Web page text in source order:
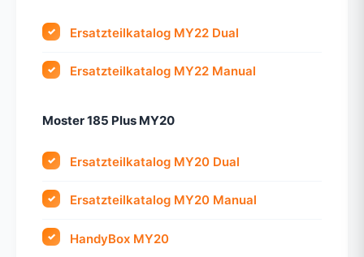
Ersatzteilkatalog MY22 Dual
Ersatzteilkatalog MY22 Manual
Moster 185 Plus MY20
Ersatzteilkatalog MY20 Dual
Ersatzteilkatalog MY20 Manual
HandyBox MY20